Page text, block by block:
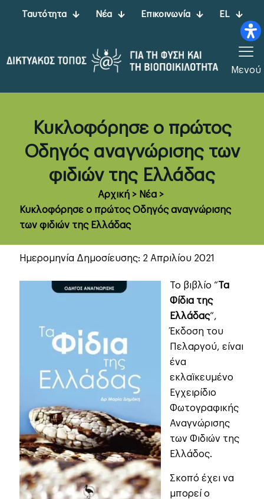
Ταυτότητα Νέα Επικοινωνία EL
Μενού
Κυκλοφόρησε ο πρώτος
Οδηγός αναγνώρισης των
φιδιών της Ελλάδας
Αρχική > Νέα >
Κυκλοφόρησε ο πρώτος Οδηγός αναγνώρισης
των φιδιών της Ελλάδας
Ημερομηνία Δημοσίευσης: 2 Απριλίου 2021
Το βιβλίο “Τα
Φίδια της
Ελλάδας“,
Έκδοση του
Πελαργού, είναι
ένα
εκλαϊκευμένο
Εγχειρίδιο
Φωτογραφικής
Αναγνώρισης
των Φιδιών της
Ελλάδος.
Σκοπό έχει να
μπορεί ο